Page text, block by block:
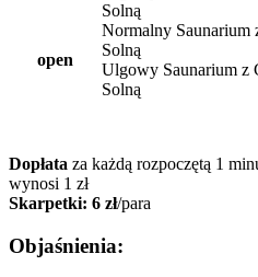
Solną
open
Normalny Saunarium
Solną
Ulgowy Saunarium z
Solną
Dopłata za każdą rozpoczętą 1
wynosi 1 zł
Skarpetki: 6 zł/para
Objaśnienia: